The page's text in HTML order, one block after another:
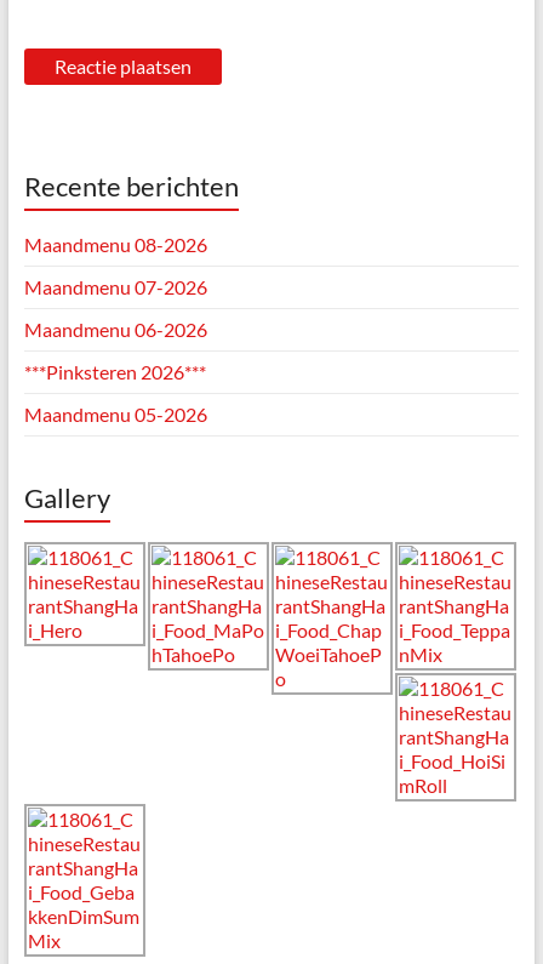
Recente berichten
Maandmenu 08-2026
Maandmenu 07-2026
Maandmenu 06-2026
***Pinksteren 2026***
Maandmenu 05-2026
Gallery